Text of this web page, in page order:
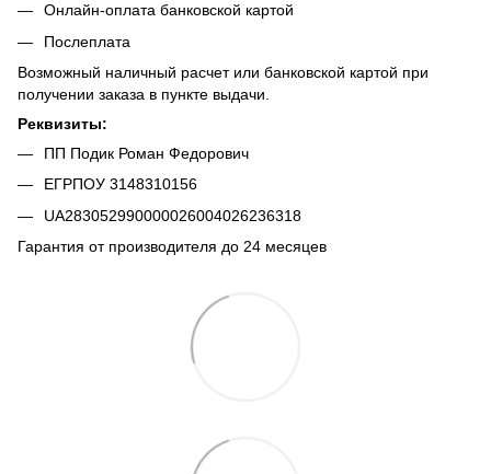
Онлайн-оплата банковской картой
Послеплата
Возможный наличный расчет или банковской картой при
получении заказа в пункте выдачи.
Реквизиты:
ПП Подик Роман Федорович
ЕГРПОУ 3148310156
UA283052990000026004026236318
Гарантия от производителя до 24 месяцев